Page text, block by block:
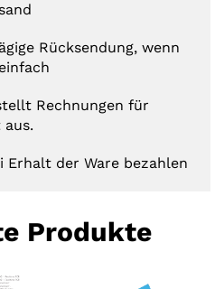
Rücksendung, wenn
Rechnungen für
aus.
Erhalt der Ware bezahlen
Produkte